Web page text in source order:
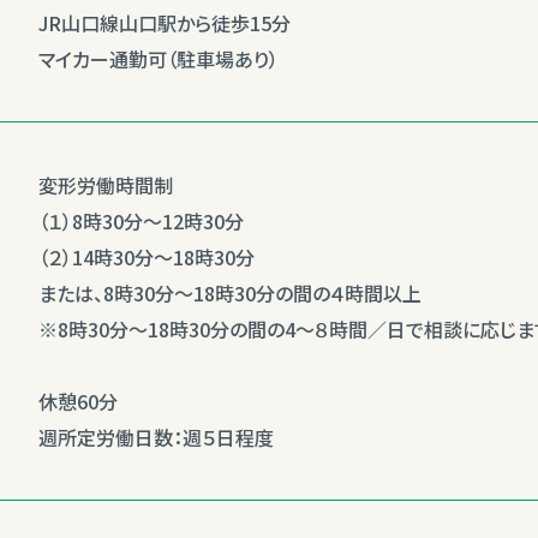
JR山口線山口駅から徒歩15分
マイカー通勤可（駐車場あり）
変形労働時間制
（１）8時30分〜12時30分
（２）14時30分〜18時30分
または、8時30分〜18時30分の間の４時間以上
※8時30分〜18時30分の間の4〜８時間／日で相談に応じま
休憩60分
週所定労働日数：週５日程度